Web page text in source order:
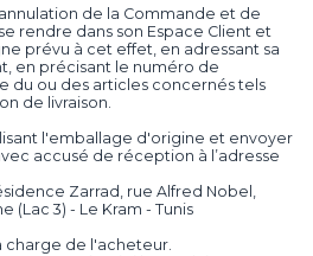
de la Commande et de
rendre dans son Espace Client et
prévu à cet effet, en adressant sa
en précisant le numéro de
du ou des articles concernés tels
de livraison.
l'emballage d'origine et envoyer
accusé de réception à l’adresse
Zarrad, rue Alfred Nobel,
(Lac 3) - Le Kram - Tunis
charge de l'acheteur.